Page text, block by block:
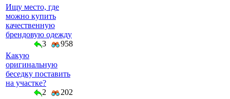
Ищу место, где
можно купить
качественную
брендовую одежду
3
958
Какую
оригинальную
беседку поставить
на участке?
2
202